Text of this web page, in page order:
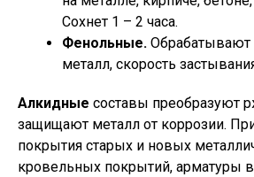
Сохнет 1 – 2 часа.
Фенольные. Обрабатывают
металл, скорость
Алкидные составы преобразуют
защищают металл от коррозии.
покрытия старых и новых
кровельных покрытий, арматуры